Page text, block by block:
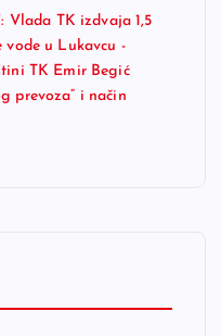
Vlada TK izdvaja 1,5
u Lukavcu -
TK Emir Begić
prevoza“ i način